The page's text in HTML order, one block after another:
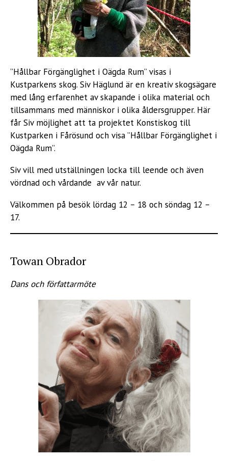
”Hållbar Förgänglighet i Oägda Rum” visas i
Kustparkens skog. Siv Häglund är en kreativ skogsägare
med lång erfarenhet av skapande i olika material och
tillsammans med människor i olika åldersgrupper. Här
får Siv möjlighet att ta projektet Konstiskog till
Kustparken i Fårösund och visa ”Hållbar Förgänglighet i
Oägda Rum”.
Siv vill med utställningen locka till leende och även
vördnad och vårdande av vår natur.
Välkommen på besök lördag 12 – 18 och söndag 12 –
17.
Towan Obrador
Dans och författarmöte